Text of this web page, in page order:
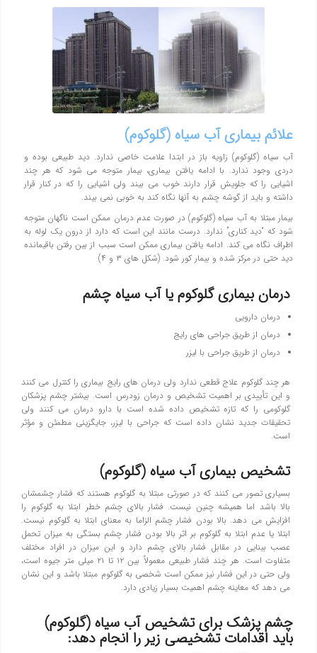
علائم بيماري آب سیاه (گلوکوم)
آب سياه (گلوكوم) زاويه باز در ابتدا علامت خاصي ندارد. ديد طبيعي بوده و
دردي وجود ندارد. با ادامه يافتن بيماري، بيمار متوجه مي شود كه هر چند
اشيايي را كه جلويش قرار دارند خوب مي بيند ولي اشيايي را كه در كنار قرار
داشته و بايد از گوشه چشم به آنها نگاه كند به خوبي نمي بيند.
بيمار مبتلا به آب سیاه (گلوکوم) در صورت عدم درمان ممكن است ناگهان متوجه
شود كه “ديد كناري” ندارد. درست مانند اين است كه دارد از درون يك لوله به
اطراف نگاه مي كند. ادامه يافتن بيماري ممكن است سبب از بين رفتن باقيمانده
ديد حتي در مركز شده و بيمار كور شود. (شكل هاي ۳ و ۴)
درمان بیماری گلوکوم یا آب سیاه چشم
درمان دارویی
درمان از طریق جراحی های رایج
درمان از طریق جراحی با لیزر
هر چند گلوکوم علاج قطعی ندارد ولی درمان های رایج بیماری را کنترل می کنند
و این تأییدی بر اهمیت تشخیص و درمان زودرس است. بیشتر چشم پزشکان
گلوکومی را که تازه تشخیص داده شده است با دارو درمان می کنند ولی
تحقیقات جدید نشان داده است که جراحی با لیزر، جایگزینی مطمئن و مؤثر
است.
تشخيص بيماري آب سیاه (گلوکوم)
بسياري تصور مي كنند كه در صورتي مبتلا به گلوكوم هستند كه فشار چشمشان
بالا باشد اما هميشه چنين نيست. فشار بالاي چشم خطر ابتلا به گلوكوم را
افزايش مي دهد. بالا بودن فشار چشم الزاما به معناي ابتلا به گلوكوم نيست.
ابتلا يا عدم ابتلا به گلوكوم بر اثر بالا بودن فشار چشم بستگي به ميزان تحمل
عصب بينايي در مقابل فشار بالاي چشم دارد و اين ميزان در افراد مختلف
متفاوت است. هر چند فشار طبيعي معمولاٌ بين ۱۲ تا ۲۱ ميلي متر جيوه است،
ولي حتي در اين فشار نيز ممكن است شخصي به گلوكوم مبتلا باشد و اين نشان
مي دهد كه معاينه چشم اهميت بسيار زيادي دارد.
چشم پزشكبراي تشخيص آب سیاه (گلوكوم)
بايد اقدامات تشخيصي زير را انجام دهد: